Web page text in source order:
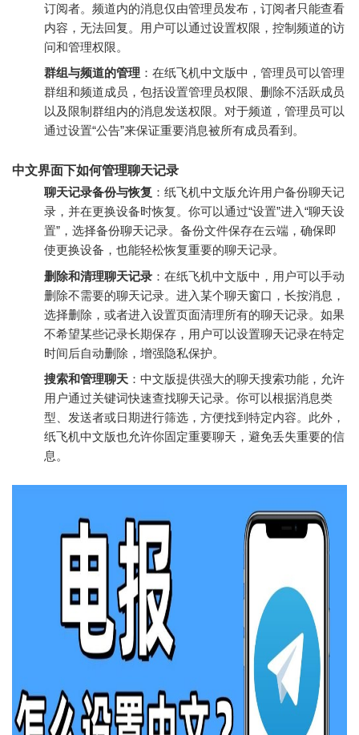
订阅者。频道内的消息仅由管理员发布，订阅者只能查看
内容，无法回复。用户可以通过设置权限，控制频道的访
问和管理权限。
群组与频道的管理 ：在纸飞机中文版中，管理员可以管理
群组和频道成员，包括设置管理员权限、删除不活跃成员
以及限制群组内的消息发送权限。对于频道，管理员可以
通过设置“公告”来保证重要消息被所有成员看到。
中文界面下如何管理聊天记录
聊天记录备份与恢复 ：纸飞机中文版允许用户备份聊天记
录，并在更换设备时恢复。你可以通过“设置”进入“聊天设
置”，选择备份聊天记录。备份文件保存在云端，确保即
使更换设备，也能轻松恢复重要的聊天记录。
删除和清理聊天记录 ：在纸飞机中文版中，用户可以手动
删除不需要的聊天记录。进入某个聊天窗口，长按消息，
选择删除，或者进入设置页面清理所有的聊天记录。如果
不希望某些记录长期保存，用户可以设置聊天记录在特定
时间后自动删除，增强隐私保护。
搜索和管理聊天 ：中文版提供强大的聊天搜索功能，允许
用户通过关键词快速查找聊天记录。你可以根据消息类
型、发送者或日期进行筛选，方便找到特定内容。此外，
纸飞机中文版也允许你固定重要聊天，避免丢失重要的信
息。